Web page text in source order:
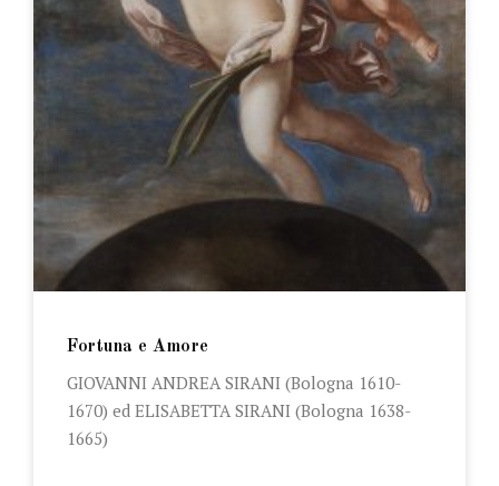
Fortuna e Amore
GIOVANNI ANDREA SIRANI (Bologna 1610-
1670) ed ELISABETTA SIRANI (Bologna 1638-
1665)